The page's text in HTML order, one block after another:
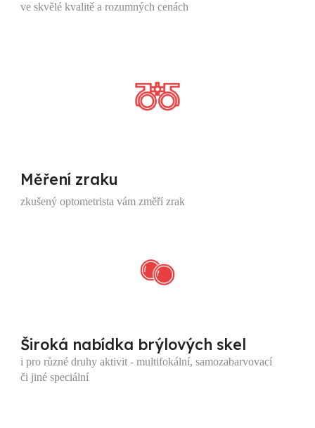
ve skvělé kvalitě a rozumných cenách
Měření zraku
zkušený optometrista vám změří zrak
Široká nabídka brýlových skel
i pro různé druhy aktivit - multifokální, samozabarvovací
či jiné speciální